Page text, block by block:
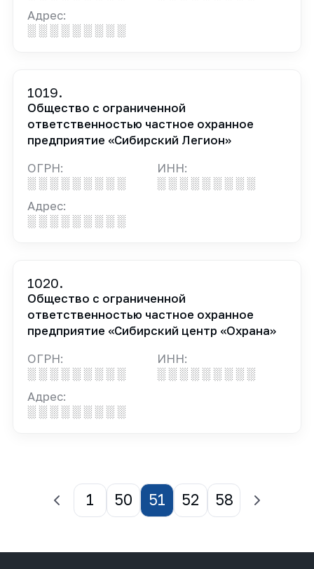
Адрес:
░ ░ ░ ░ ░ ░ ░ ░ ░
1019.
Общество с ограниченной
ответственностью частное охранное
предприятие «Сибирский Легион»
ОГРН:
░ ░ ░ ░ ░ ░ ░ ░ ░
ИНН:
░ ░ ░ ░ ░ ░ ░ ░ ░
Адрес:
░ ░ ░ ░ ░ ░ ░ ░ ░
1020.
Общество с ограниченной
ответственностью частное охранное
предприятие «Сибирский центр «Охрана»
ОГРН:
░ ░ ░ ░ ░ ░ ░ ░ ░
ИНН:
░ ░ ░ ░ ░ ░ ░ ░ ░
Адрес:
░ ░ ░ ░ ░ ░ ░ ░ ░
1 50 51 52 58